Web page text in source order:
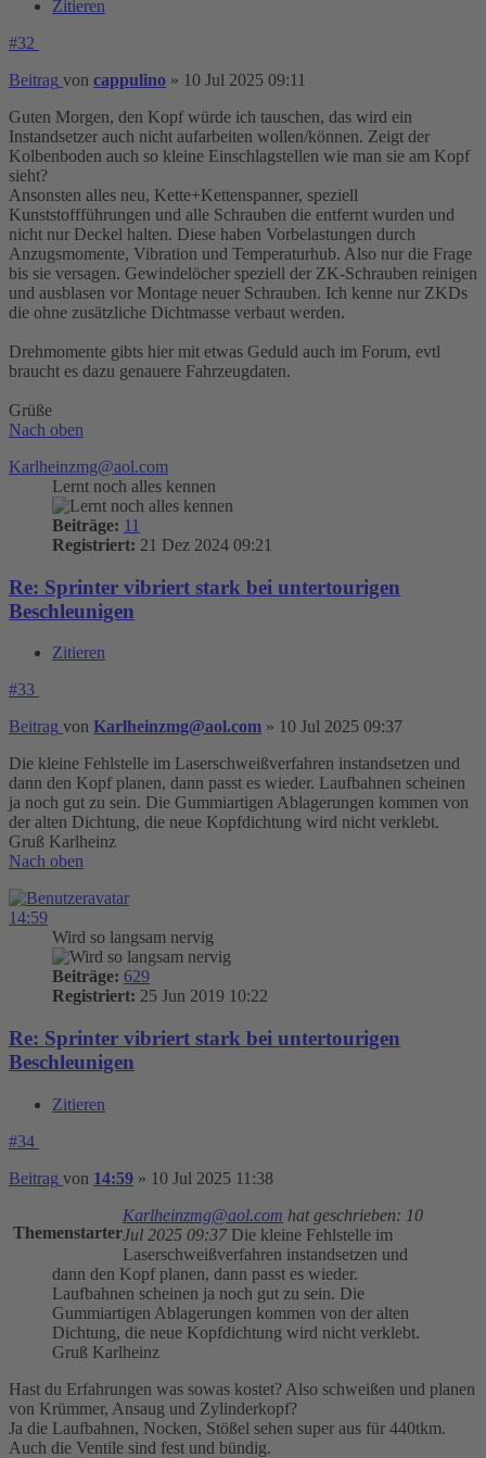
Zitieren
#32
Beitrag von cappulino » 10 Jul 2025 09:11
Guten Morgen, den Kopf würde ich tauschen, das wird ein
Instandsetzer auch nicht aufarbeiten wollen/können. Zeigt der
Kolbenboden auch so kleine Einschlagstellen wie man sie am Kopf
sieht?
Ansonsten alles neu, Kette+Kettenspanner, speziell
Kunststoffführungen und alle Schrauben die entfernt wurden und
nicht nur Deckel halten. Diese haben Vorbelastungen durch
Anzugsmomente, Vibration und Temperaturhub. Also nur die Frage
bis sie versagen. Gewindelöcher speziell der ZK-Schrauben reinigen
und ausblasen vor Montage neuer Schrauben. Ich kenne nur ZKDs
die ohne zusätzliche Dichtmasse verbaut werden.
Drehmomente gibts hier mit etwas Geduld auch im Forum, evtl
braucht es dazu genauere Fahrzeugdaten.
Grüße
Nach oben
Karlheinzmg@aol.com
Lernt noch alles kennen
Beiträge: 11
Registriert: 21 Dez 2024 09:21
Re: Sprinter vibriert stark bei untertourigen
Beschleunigen
Zitieren
#33
Beitrag von Karlheinzmg@aol.com » 10 Jul 2025 09:37
Die kleine Fehlstelle im Laserschweißverfahren instandsetzen und
dann den Kopf planen, dann passt es wieder. Laufbahnen scheinen
ja noch gut zu sein. Die Gummiartigen Ablagerungen kommen von
der alten Dichtung, die neue Kopfdichtung wird nicht verklebt.
Gruß Karlheinz
Nach oben
14:59
Wird so langsam nervig
Beiträge: 629
Registriert: 25 Jun 2019 10:22
Re: Sprinter vibriert stark bei untertourigen
Beschleunigen
Zitieren
#34
Beitrag von 14:59 » 10 Jul 2025 11:38
Themenstarter
Karlheinzmg@aol.com hat geschrieben: 10
Jul 2025 09:37Die kleine Fehlstelle im
Laserschweißverfahren instandsetzen und
dann den Kopf planen, dann passt es wieder.
Laufbahnen scheinen ja noch gut zu sein. Die
Gummiartigen Ablagerungen kommen von der alten
Dichtung, die neue Kopfdichtung wird nicht verklebt.
Gruß Karlheinz
Hast du Erfahrungen was sowas kostet? Also schweißen und planen
von Krümmer, Ansaug und Zylinderkopf?
Ja die Laufbahnen, Nocken, Stößel sehen super aus für 440tkm.
Auch die Ventile sind fest und bündig.